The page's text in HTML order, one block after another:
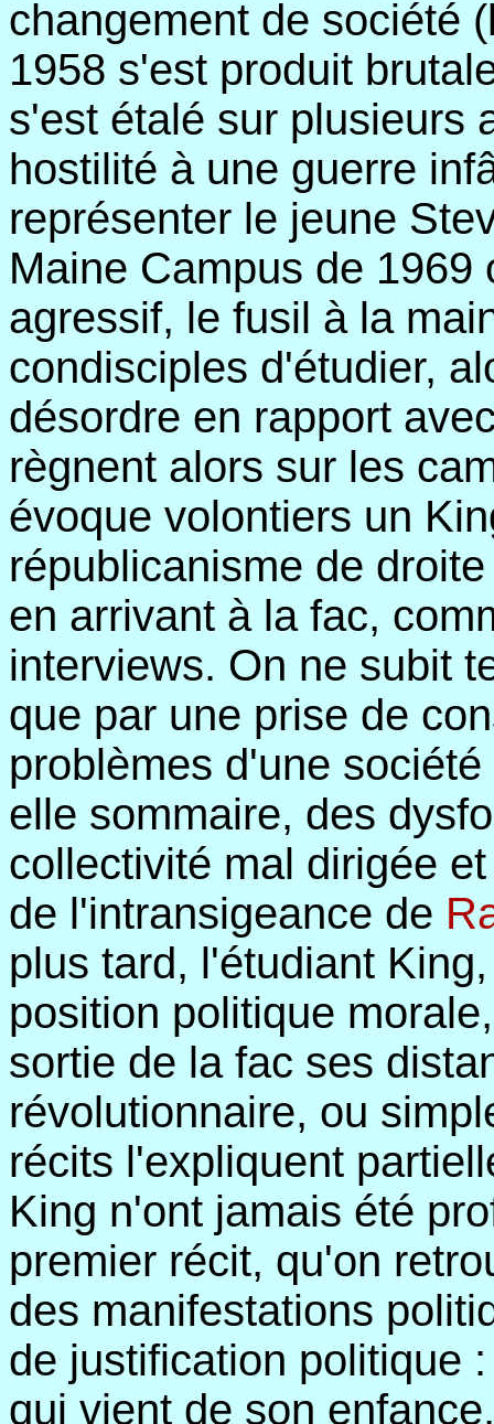
changement de société
1958 s'est produit
s'est étalé sur plusieurs
hostilité à une guerre
représenter le jeune
Maine Campus de
agressif, le fusil à la
condisciples d'étudier,
désordre en rapport
règnent alors sur les
évoque volontiers un
républicanisme de
en arrivant à la fac,
interviews. On ne subit
que par une prise de
problèmes d'une
elle sommaire, des
collectivité mal dirigée
de l'intransigeance de
plus tard, l'étudiant
position politique
sortie de la fac ses
révolutionnaire, ou
récits l'expliquent
King n'ont jamais été
premier récit, qu'on
des manifestations
de justification politique
qui vient de son